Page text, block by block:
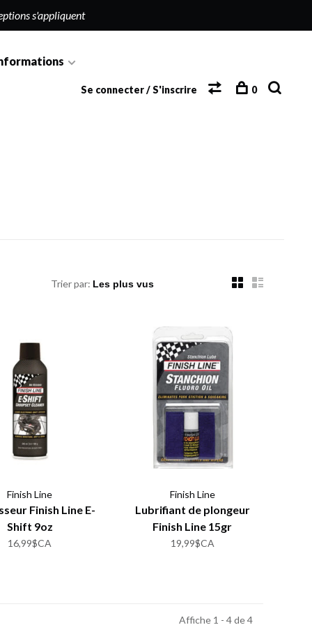
s'appliquent
Se connecter / S'inscrire 0
Trier par:
Finish Line
Finish Line E-
Shift 9oz
16,99$CA
Finish Line
Lubrifiant de plongeur
Finish Line 15gr
19,99$CA
Affiche 1 - 4 de 4